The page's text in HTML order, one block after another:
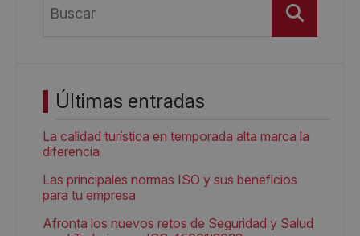
Buscar
Últimas entradas
La calidad turística en temporada alta marca la
diferencia
Las principales normas ISO y sus beneficios
para tu empresa
Afronta los nuevos retos de Seguridad y Salud